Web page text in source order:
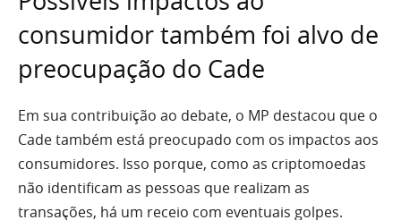
consumidor também foi alvo de
preocupação do Cade
Em sua contribuição ao debate, o MP destacou que o
Cade também está preocupado com os impactos aos
consumidores. Isso porque, como as criptomoedas
não identificam as pessoas que realizam as
transações, há um receio com eventuais golpes.